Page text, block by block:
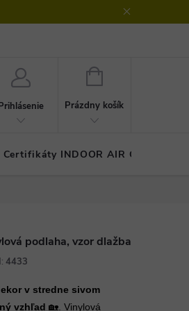
NÁKUPNÝ
Prázdny košík
Certifikáty INDOOR AIR COMFORT
podlaha, vzor dlažba
4433
v stredne sivom
vzhľad 🏡. Vinylová